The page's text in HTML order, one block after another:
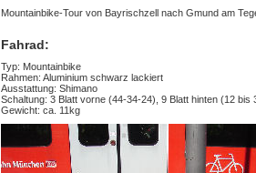
Mountainbike-Tour von Bayrischzell nach Gmund am
Fahrad:
Typ: Mountainbike
Rahmen: Aluminium schwarz lackiert
Ausstattung: Shimano
Schaltung: 3 Blatt vorne (44-34-24), 9 Blatt hinten (12 bis
Gewicht: ca. 11kg